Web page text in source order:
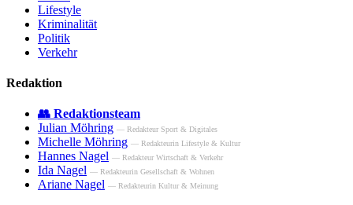
Lifestyle
Kriminalität
Politik
Verkehr
Redaktion
👥 Redaktionsteam
Julian Möhring — Redakteur Sport & Digitales
Michelle Möhring — Redakteurin Lifestyle & Kultur
Hannes Nagel — Redakteur Wirtschaft & Verkehr
Ida Nagel — Redakteurin Gesellschaft & Wohnen
Ariane Nagel — Redakteurin Kultur & Meinung